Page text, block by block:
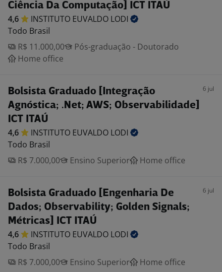
Ciência Da Computação] ICT ITAÚ
4,6 INSTITUTO EUVALDO LODI
Todo Brasil
R$ 11.000,00
Pós-graduação - Doutorado
Home office
Bolsista Graduado [Integração
Agnóstica; .Net; AWS; Observabilidade]
ICT ITAÚ
6 jul
4,6 INSTITUTO EUVALDO LODI
Todo Brasil
R$ 7.000,00
Ensino Superior Home office
Bolsista Graduado [Engenharia De
Dados; Observability; Golden Signals;
Métricas] ICT ITAÚ
6 jul
4,6 INSTITUTO EUVALDO LODI
Todo Brasil
R$ 7.000,00
Ensino Superior Home office